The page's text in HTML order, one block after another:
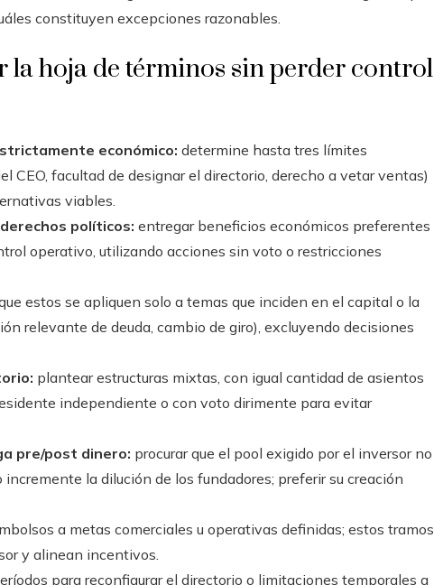
constituyen excepciones razonables.
la hoja de términos sin perder control
económico: determine hasta tres límites
CEO, facultad de designar el directorio, derecho a vetar ventas)
viables.
políticos: entregar beneficios económicos preferentes
operativo, utilizando acciones sin voto o restricciones
estos se apliquen solo a temas que inciden en el capital o la
relevante de deuda, cambio de giro), excluyendo decisiones
plantear estructuras mixtas, con igual cantidad de asientos
independiente o con voto dirimente para evitar
pre/post dinero: procurar que el pool exigido por el inversor no
incremente la dilución de los fundadores; preferir su creación
a metas comerciales u operativas definidas; estos tramos
y alinean incentivos.
para reconfigurar el directorio o limitaciones temporales a